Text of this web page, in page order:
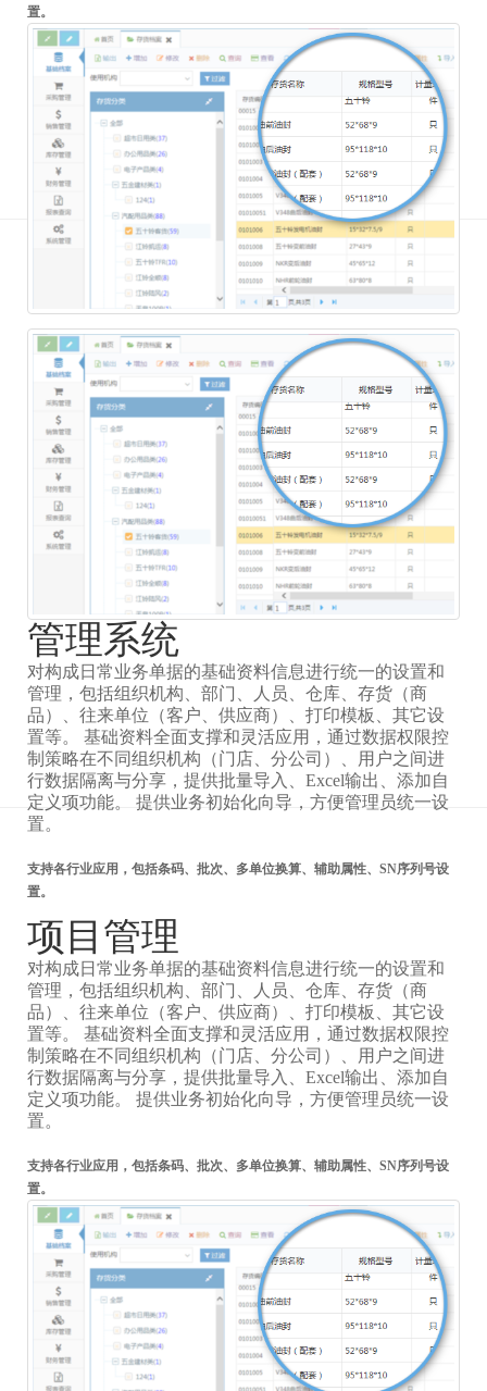
置。
管理系统
对构成日常业务单据的基础资料信息进行统一的设置和
管理，包括组织机构、部门、人员、仓库、存货（商
品）、往来单位（客户、供应商）、打印模板、其它设
置等。 基础资料全面支撑和灵活应用，通过数据权限控
制策略在不同组织机构（门店、分公司）、用户之间进
行数据隔离与分享，提供批量导入、Excel输出、添加自
定义项功能。 提供业务初始化向导，方便管理员统一设
置。
支持各行业应用，包括条码、批次、多单位换算、辅助属性、SN序列号设
置。
项目管理
对构成日常业务单据的基础资料信息进行统一的设置和
管理，包括组织机构、部门、人员、仓库、存货（商
品）、往来单位（客户、供应商）、打印模板、其它设
置等。 基础资料全面支撑和灵活应用，通过数据权限控
制策略在不同组织机构（门店、分公司）、用户之间进
行数据隔离与分享，提供批量导入、Excel输出、添加自
定义项功能。 提供业务初始化向导，方便管理员统一设
置。
支持各行业应用，包括条码、批次、多单位换算、辅助属性、SN序列号设
置。